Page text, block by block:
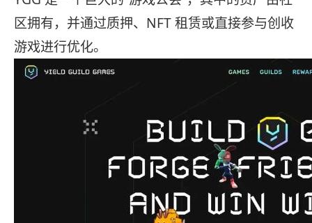
区拥有，并通过质押、NFT 租赁或直接参与创收
游戏进行优化。